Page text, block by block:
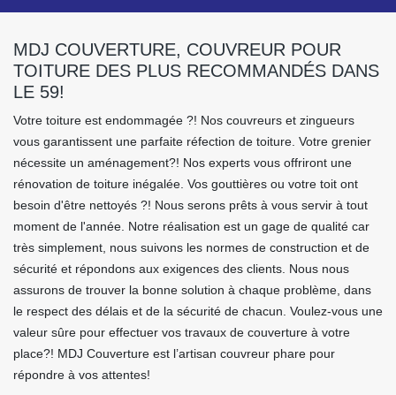
MDJ COUVERTURE, COUVREUR POUR
TOITURE DES PLUS RECOMMANDÉS DANS
LE 59!
Votre toiture est endommagée ?! Nos couvreurs et zingueurs
vous garantissent une parfaite réfection de toiture. Votre grenier
nécessite un aménagement?! Nos experts vous offriront une
rénovation de toiture inégalée. Vos gouttières ou votre toit ont
besoin d'être nettoyés ?! Nous serons prêts à vous servir à tout
moment de l'année. Notre réalisation est un gage de qualité car
très simplement, nous suivons les normes de construction et de
sécurité et répondons aux exigences des clients. Nous nous
assurons de trouver la bonne solution à chaque problème, dans
le respect des délais et de la sécurité de chacun. Voulez-vous une
valeur sûre pour effectuer vos travaux de couverture à votre
place?! MDJ Couverture est l’artisan couvreur phare pour
répondre à vos attentes!